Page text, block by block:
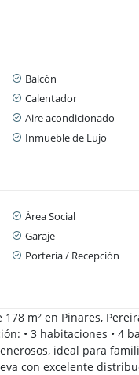
Balcón
Calentador
Aire acondicionado
Inmueble de Lujo
Área Social
Garaje
Portería / Recepción
m² en Pinares,
• 3 habitaciones • 4
ideal para
con excelente